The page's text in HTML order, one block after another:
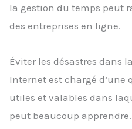
la gestion du temps peut
des entreprises en ligne.
Éviter les désastres dans
Internet est chargé d’une
utiles et valables dans
peut beaucoup apprendre.